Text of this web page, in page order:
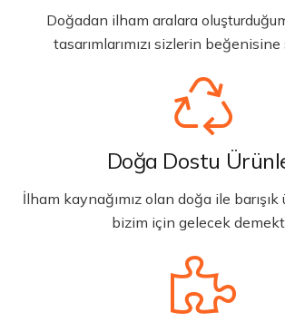
Doğadan ilham aralara
tasarımlarımızı sizlerin beğenisine
Doğa Dostu
İlham kaynağımız olan doğa ile
bizim için gelecek